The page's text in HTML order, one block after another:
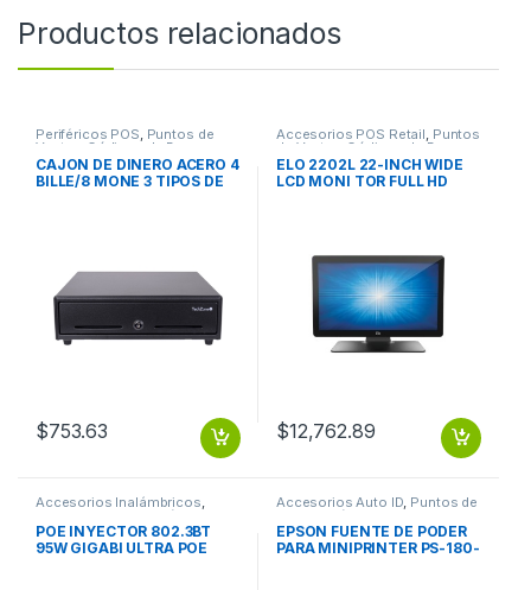
Productos relacionados
Periféricos POS, Puntos de
Venta y Códigos de Barra
CAJON DE DINERO ACERO 4
BILLE/8 MONE 3 TIPOS DE
$753.63
Accesorios POS Retail, Puntos
de Venta y Códigos de Barra
ELO 2202L 22-INCH WIDE
LCD MONI TOR FULL HD
$12,762.89
Accesorios Inalámbricos,
Puntos de Venta y Códigos de
Barra
POE INYECTOR 802.3BT
95W GIGABI ULTRA POE
Accesorios Auto ID, Puntos de
Venta y Códigos de Barra
EPSON FUENTE DE PODER
PARA MINIPRINTER PS-180-